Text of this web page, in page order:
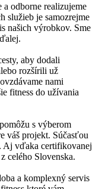
odborne realizujeme
služieb je samozrejme
našich výrobkov. Sme
aby dodali
rozšírili už
nami
fitness do užívania
s výberom
váš projekt. Súčasťou
Aj vďaka certifikovanej
celého Slovenska.
a komplexný servis